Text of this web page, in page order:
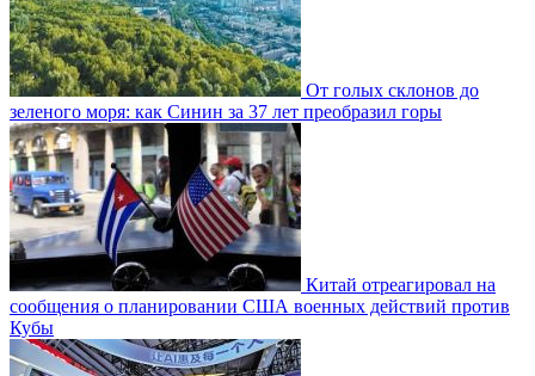
От голых склонов до
зеленого моря: как Синин за 37 лет преобразил горы
Китай отреагировал на
сообщения о планировании США военных действий против
Кубы